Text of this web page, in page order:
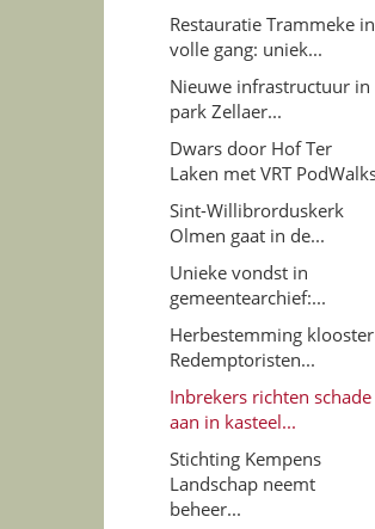
Restauratie Trammeke in
volle gang: uniek...
Nieuwe infrastructuur in
park Zellaer...
Dwars door Hof Ter
Laken met VRT
Sint-Willibrorduskerk
Olmen gaat in de...
Unieke vondst in
gemeentearchief:...
Herbestemming klooster
Redemptoristen...
Inbrekers richten schade
aan in kasteel...
Stichting Kempens
Landschap neemt
beheer...